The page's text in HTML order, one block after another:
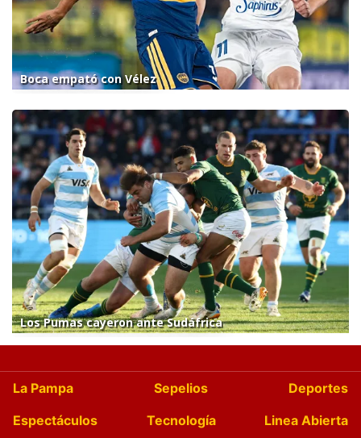
Boca empató con Vélez
Los Pumas cayeron ante Sudáfrica
La Pampa Sepelios
Deportes
Espectáculos
Tecnología
Linea Abierta